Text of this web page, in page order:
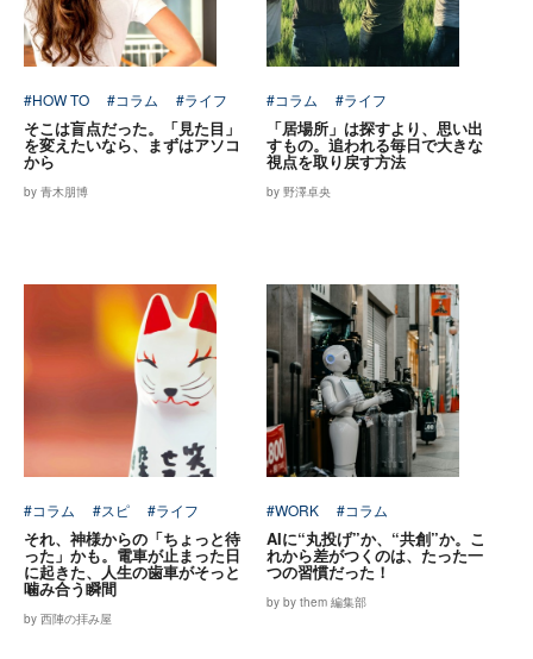
#HOW TO #コラム #ライフ
そこは盲点だった。「見た目」
を変えたいなら、まずはアソコ
から
by 青木朋博
#コラム #ライフ
「居場所」は探すより、思い出
すもの。追われる毎日で大きな
視点を取り戻す方法
by 野澤卓央
#コラム #スピ #ライフ
それ、神様からの「ちょっと待
った」かも。電車が止まった日
に起きた、人生の歯車がそっと
噛み合う瞬間
by 西陣の拝み屋
#WORK #コラム
AIに“丸投げ”か、“共創”か。こ
れから差がつくのは、たった一
つの習慣だった！
by by them 編集部